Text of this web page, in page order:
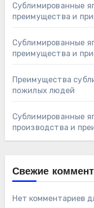
Сублимированные
преимущества и
Сублимированные
преимущества и
Преимущества
пожилых людей
Сублимированные
производства и
Свежие
Нет комментариев